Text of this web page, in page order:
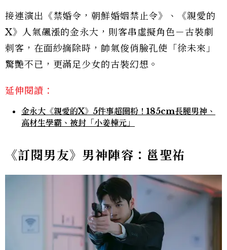
接連演出《禁婚令，朝鮮婚姻禁止令》、《親愛的
X》人氣飆漲的金永大，則客串虛擬角色－古裝劇
刺客，在面紗摘除時，帥氣俊俏臉孔使「徐未來」
驚艷不已，更滿足少女的古裝幻想。
延伸閱讀：
金永大《親愛的X》5件事超圈粉！185cm長腿男神、
高材生學霸、被封「小姜棟元」
《訂閱男友》男神陣容：邕聖祐